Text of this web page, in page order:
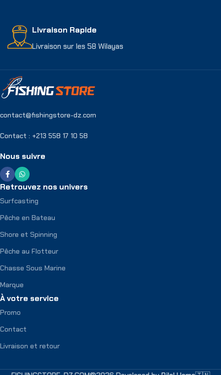
Livraison Rapide
Livraison sur les 58 Wilayas
contact@fishingstore-dz.com
Contact : +213 558 17 10 58
Nous suivre
Retrouvez nos univers
Surfcasting
Pêche en Bateau
Shore et Spinning
Pêche au Flotteur
Chasse Sous Marine
Marque
À votre service
Promo
Contact
Livraison et retour